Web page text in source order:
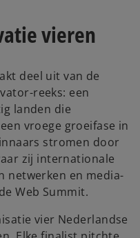
vieren
deel uit van de
reeks: een
landen die
vroege groeifase in
stromen door
zij internationale
netwerken en media-
Web Summit.
vier Nederlandse